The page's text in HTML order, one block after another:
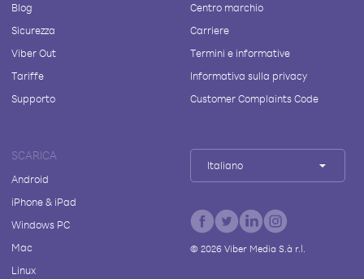
Blog
Sicurezza
Viber Out
Tariffe
Supporto
Centro marchio
Carriere
Termini e informative
Informativa sulla privacy
Customer Complaints Code
SCARICA
Android
iPhone & iPad
Windows PC
Mac
Linux
Italiano
© 2026Viber Media S.à r.l.